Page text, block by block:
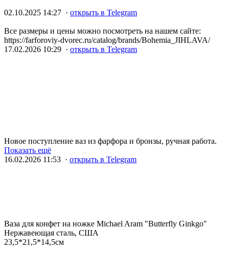
02.10.2025 14:27 · открыть в Telegram
Все размеры и цены можно посмотреть на нашем сайте:
https://farforoviy-dvorec.ru/catalog/brands/Bohemia_JIHLAVA/
17.02.2026 10:29 · открыть в Telegram
Новое поступление ваз из фарфора и бронзы, ручная работа.
Показать ещё
16.02.2026 11:53 · открыть в Telegram
Ваза для конфет на ножке Michael Aram "Butterfly Ginkgo"
Нержавеющая сталь, США
23,5*21,5*14,5см